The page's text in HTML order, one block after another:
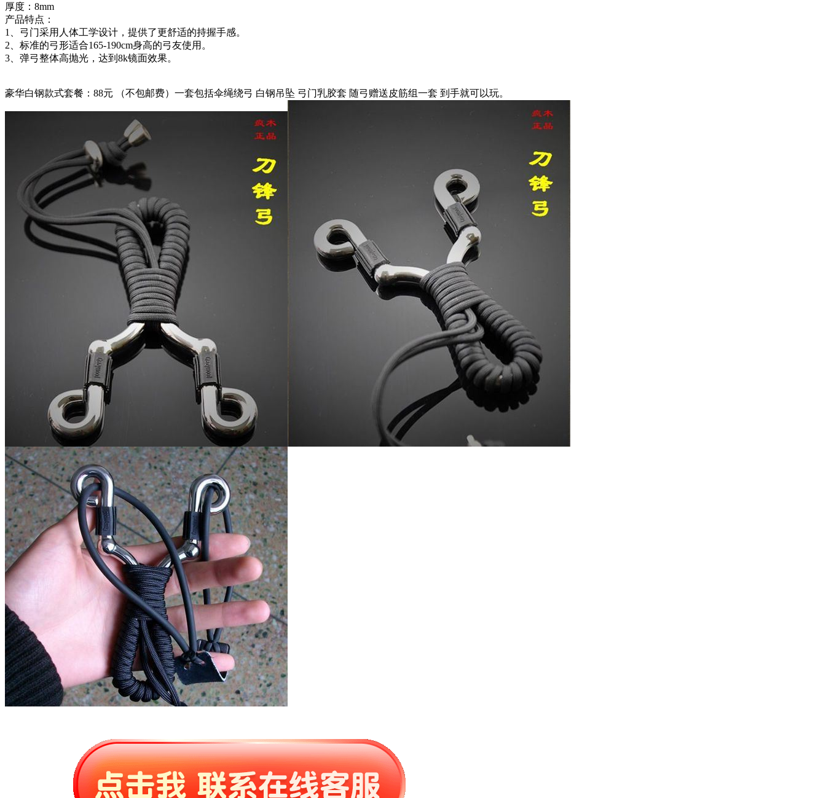
厚度：8mm
产品特点：
1、弓门采用人体工学设计，提供了更舒适的持握手感。
2、标准的弓形适合165-190cm身高的弓友使用。
3、弹弓整体高抛光，达到8k镜面效果。
豪华白钢款式套餐：88元 （不包邮费）一套包括伞绳绕弓 白钢吊坠 弓门乳胶套 随弓赠送皮筋组一套 到手就可以玩。